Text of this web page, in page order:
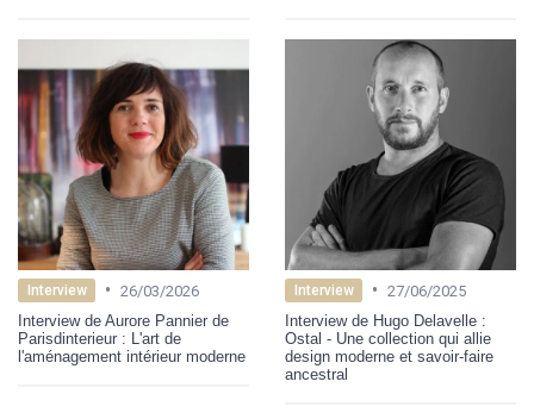
Interview • 26/03/2026
Interview de Aurore Pannier de
Parisdinterieur : L'art de
l'aménagement intérieur moderne
Interview • 27/06/2025
Interview de Hugo Delavelle :
Ostal - Une collection qui allie
design moderne et savoir-faire
ancestral